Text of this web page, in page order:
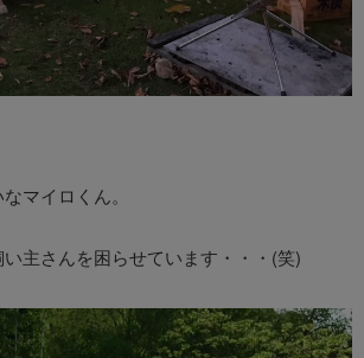
マイロくん。
主さんを困らせています・・・(笑)